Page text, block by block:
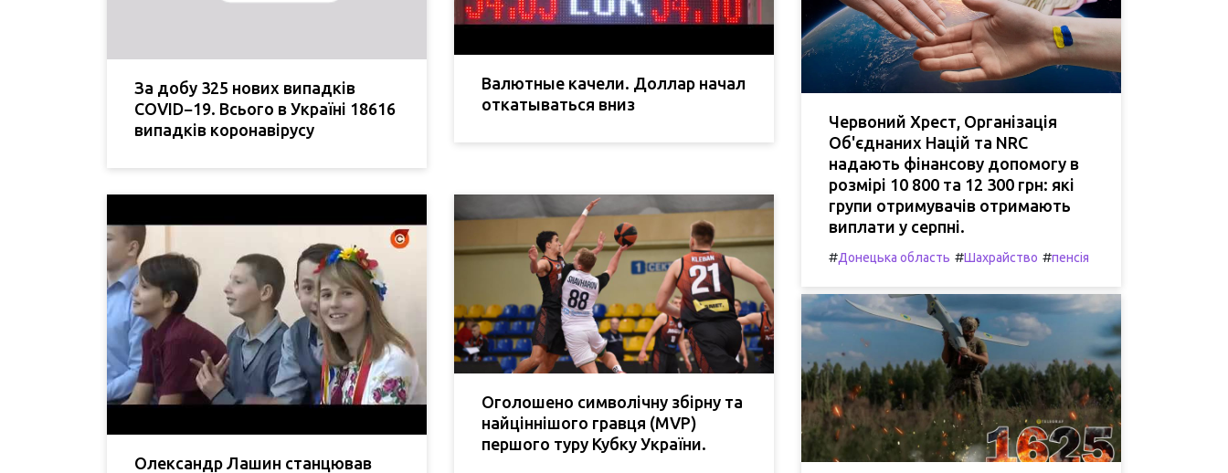
За добу 325 нових випадків
COVID−19. Всього в Україні 18616
випадків коронавірусу
Валютные качели. Доллар начал
откатываться вниз
Олександр Лашин станцював
Оголошено символічну збірну та
найціннішого гравця (MVP)
першого туру Кубку України.
Червоний Хрест, Організація
Об'єднаних Націй та NRC
надають фінансову допомогу в
розмірі 10 800 та 12 300 грн: які
групи отримувачів отримають
виплати у серпні.
#Донецька область #Шахрайство #пенсія